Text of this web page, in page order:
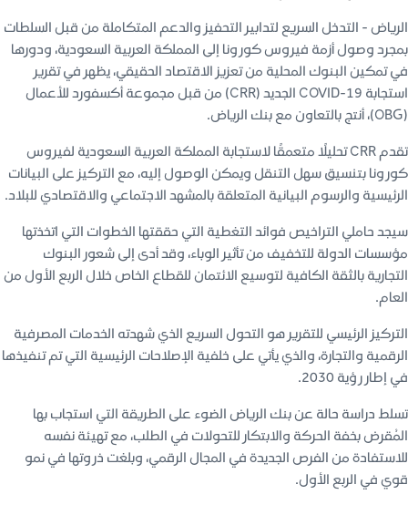
الرياض - التدخل السريع لتدابير التحفيز والدعم المتكاملة من قبل السلطات
بمجرد وصول أزمة فيروس كورونا إلى المملكة العربية السعودية، ودورها
في تمكين البنوك المحلية من تعزيز الاقتصاد الحقيقي، يظهر في تقرير
استجابة COVID-19 الجديد (CRR) من قبل مجموعة أكسفورد للأعمال
(OBG)، أنتج بالتعاون مع بنك الرياض.
تقدم CRR تحليلًا متعمقًا لاستجابة المملكة العربية السعودية لفيروس
كورونا بتنسيق سهل التنقل ويمكن الوصول إليه، مع التركيز على البيانات
الرئيسية والرسوم البيانية المتعلقة بالمشهد الاجتماعي والاقتصادي للبلاد.
سيجد حاملي التراخيص فوائد التغطية التي حققتها الخطوات التي اتخذتها
مؤسسات الدولة للتخفيف من تأثير الوباء، وقد أدى إلى شعور البنوك
التجارية بالثقة الكافية لتوسيع الائتمان للقطاع الخاص خلال الربع الأول من
العام.
التركيز الرئيسي للتقرير هو التحول السريع الذي شهدته الخدمات المصرفية
الرقمية والتجارة، والذي يأتي على خلفية الإصلاحات الرئيسية التي تم تنفيذها
في إطار رؤية 2030.
تسلط دراسة حالة عن بنك الرياض الضوء على الطريقة التي استجاب بها
المُقرض بخفة الحركة والابتكار للتحولات في الطلب، مع تهيئة نفسه
للاستفادة من الفرص الجديدة في المجال الرقمي، وبلغت ذروتها في نمو
قوي في الربع الأول.